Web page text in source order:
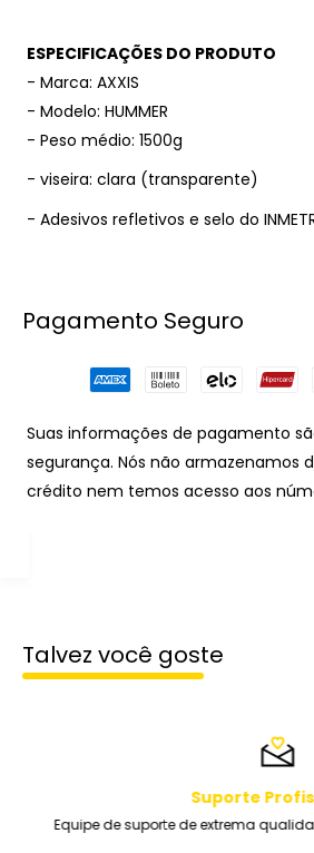
ESPECIFICAÇÕES DO PRODUTO
- Marca: AXXIS
- Modelo: HUMMER
- Peso médio: 1500g
- viseira: clara (transparente)
- Adesivos refletivos e selo do
Pagamento Seguro
Suas informações de pagamento
segurança. Nós não armazenamos
crédito nem temos acesso aos
Talvez você goste
Suporte
Equipe de suporte de extrema